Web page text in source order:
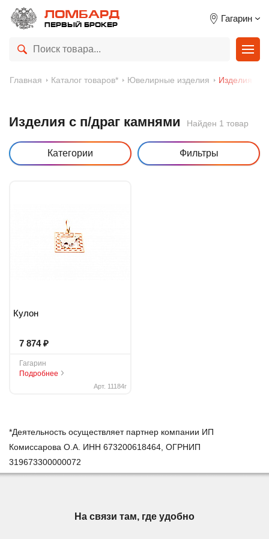
ЛОМБАРД
ПЕРВЫЙ БРОКЕР
Гагарин
Главная Каталог товаров* Ювелирные изделия Изделия с
Изделия с п/драг камнями Найден 1 товар
Категории Фильтры
Кулон
7 874₽
Гагарин
Подробнее
Арт. 11184г
*Деятельность осуществляет партнер компании ИП
Комиссарова О.А. ИНН 673200618464, ОГРНИП
319673300000072
На связи там, где удобно